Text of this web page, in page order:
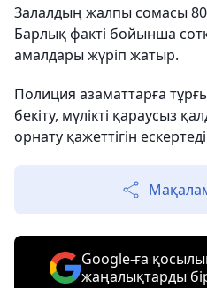
Залалдың жалпы сомасы
Барлық факті бойынша
амалдары жүріп жатыр.
Полиция азаматтарға
бекіту, мүлікті қараусыз
орнату қажеттігін
Google-ға
жаңалықтарды